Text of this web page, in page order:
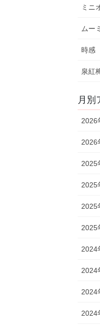
ミニ
ムー
時感
泉紅
月別
2026
2026
2025
2025
2025
2025
2024
2024
2024
2024